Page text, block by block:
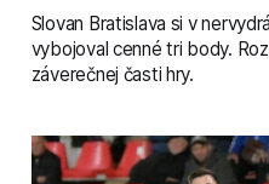
Slovan Bratislava si v
vybojoval cenné tri body.
záverečnej časti hry.